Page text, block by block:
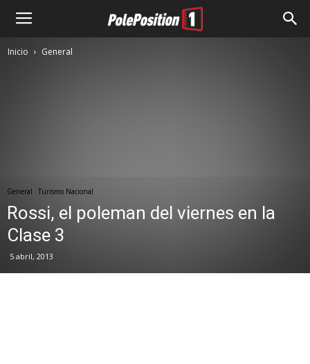
Inicio General
General Turismo Nacional
Rossi, el poleman del viernes en la
Clase 3
5 abril, 2013